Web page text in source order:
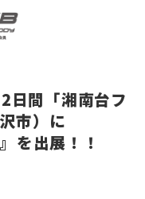
日間「湘南台フ
市）に
を出展！！